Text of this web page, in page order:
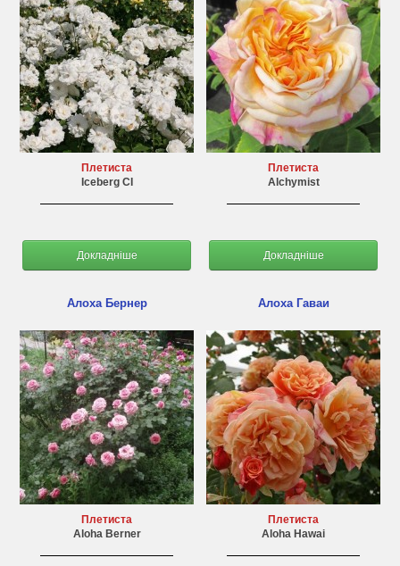
Плетиста
Iceberg CI
Докладніше
Плетиста
Alchymist
Докладніше
Алоха Бернер
Плетиста
Aloha Berner
Алоха Гаваи
Плетиста
Aloha Hawai